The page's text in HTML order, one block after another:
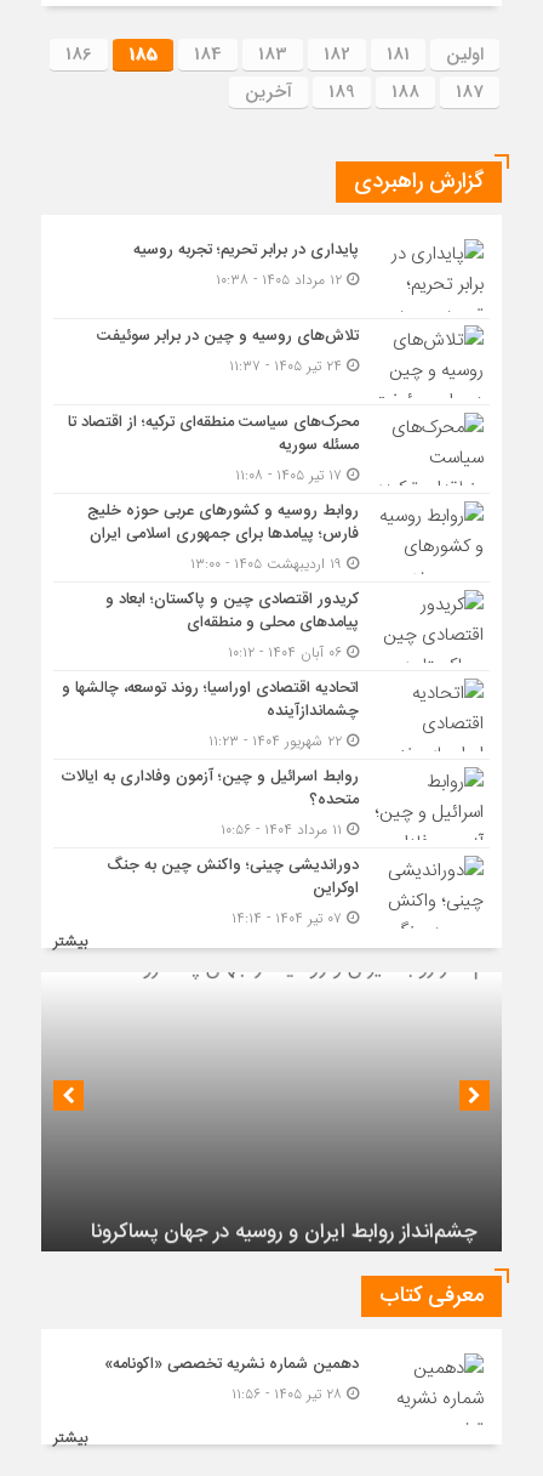
اولین 181
182
183
184
185
186
187
188
189 آخرین
گزارش راهبردی
پایداری در برابر تحریم؛ تجربه روسیه
۱۲ مرداد ۱۴۰۵ - ۱۰:۳۸
تلاش‌های روسیه و چین در برابر سوئیفت
محرک‌های سیاست منطقه‌‎ای ترکیه؛ از اقتصاد تا
مسئله سوریه
روابط روسیه و کشورهای عربی حوزه خلیج
فارس؛ پیامدها برای جمهوری اسلامی ایران
کریدور اقتصادی چین و پاکستان؛ ابعاد و
پیامدهای محلی و منطقه‌ای
۰۶ آبان ۱۴۰۴ - ۱۰:۱۲
اتحادیه اقتصادی اوراسیا؛ روند توسعه، چالشها و
چشماندازآینده
۲۲ شهریور ۱۴۰۴ - ۱۱:۲۳
روابط اسرائیل و چین؛ آزمون وفاداری به ایالات
متحده؟
دوراندیشی چینی؛ واکنش چین به جنگ
اوکراین
بیشتر
معرفی کتاب
دهمین شماره نشریه تخصصی «اکونامه»
بیشتر